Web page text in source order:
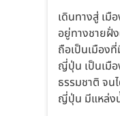
เดินทางสู่ เมื
อยู่ทางชายฝั่
ถือเป็นเมือง
ญี่ปุ่น เป็นเมื
ธรรมชาติ จน
ญี่ปุ่น มีแหล่ง